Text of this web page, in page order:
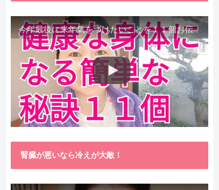
今年最後に来年気をつけたいことを１１個お伝えします。
腎臓が悪いなら冷えが大敵！